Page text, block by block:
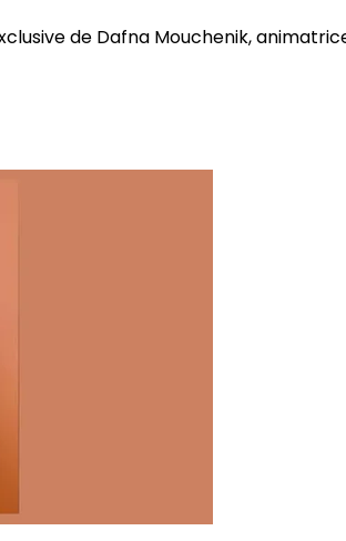
de Dafna Mouchenik,